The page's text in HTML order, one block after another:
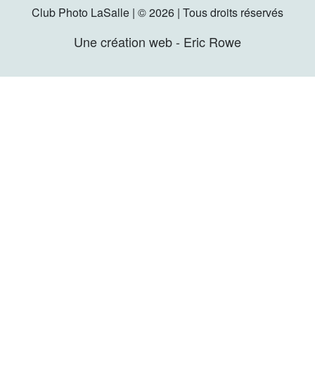
Club Photo LaSalle | © 2026 | Tous droits réservés
Une création web - Eric Rowe